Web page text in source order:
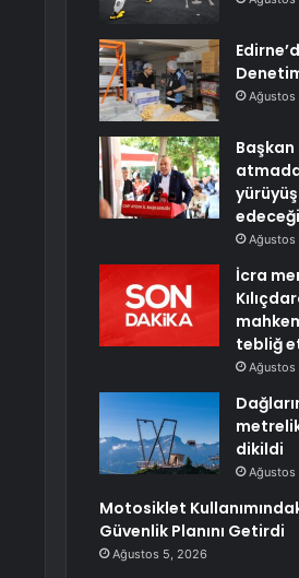
Ağustos
Başkan
Ağustos
İcra
tebliğ
Ağustos
dikildi
Ağustos
Motosiklet
Güvenlik Planını Getirdi
Ağustos 5, 2026